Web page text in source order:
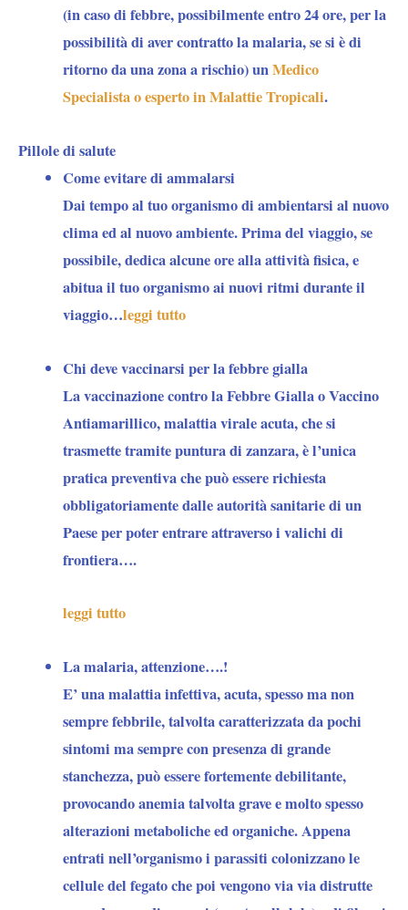
Heres,
Piar,
Rocio
e
Delta
Amacuro
e
Sucre
(Benítez,
(in caso di febbre, possibilmente entro 24 ore, per la
possibilità di aver contratto la malaria, se si è di
ritorno da una zona a rischio) unMedico
Specialista o esperto in Malattie Tropicali.
Pillole di salute
Come evitare di ammalarsi
Dai tempo al tuo organismo di ambientarsi al nuovo
clima ed al nuovo ambiente. Prima del viaggio, se
possibile, dedica alcune ore alla attività fisica, e
abitua il tuo organismo ai nuovi ritmi durante il
viaggio…leggi tutto
Chi deve vaccinarsi per la febbre gialla
La vaccinazione contro la Febbre Gialla o Vaccino
Antiamarillico, malattia virale acuta, che si
trasmette tramite puntura di zanzara, è l’unica
pratica preventiva chepuò essere richiesta
obbligatoriamente dalle autorità sanitarie di un
Paese per poter entrare attraverso i valichi di
frontiera….
leggi tutto
La malaria, attenzione….!
E’ una malattia infettiva, acuta, spesso ma non
sempre febbrile, talvolta caratterizzata da pochi
sintomi ma sempre con presenza di grande
stanchezza, può essere fortemente debilitante,
provocando anemia talvolta grave e molto spesso
alterazioni metaboliche ed organiche. Appena
entrati nell’organismo i parassiti colonizzano le
cellule del fegato che poi vengono via via distrutte